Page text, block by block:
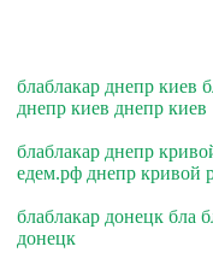
блаблакар днепр киев
днепр киев днепр киев
блаблакар днепр
едем.рф днепр кривой
блаблакар донецк бла
донецк